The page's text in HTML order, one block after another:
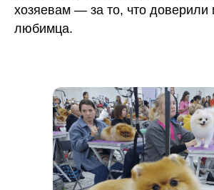
хозяевам — за то, что доверили
любимца.